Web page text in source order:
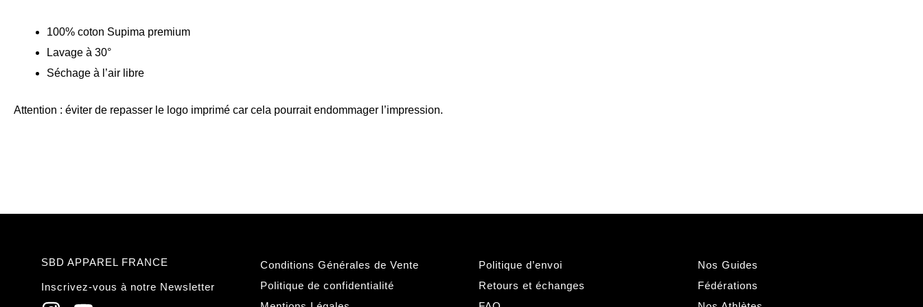
100% coton Supima premium
Lavage à 30°
Séchage à l’air libre
Attention : éviter de repasser le logo imprimé car cela pourrait endommager l’impression.
SBD APPAREL FRANCE
Inscrivez-vous à notre Newsletter
Conditions Générales de Vente
Politique de confidentialité
Politique d’envoi
Retours et échanges
Nos Guides
Fédérations